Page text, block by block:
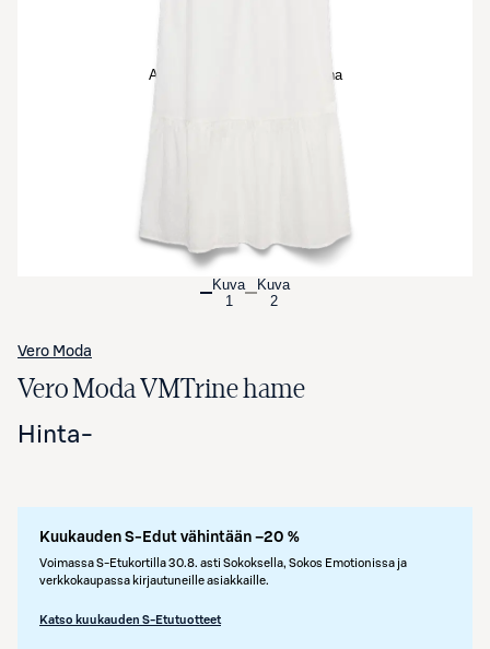
Avaa tuotekuva suurennettuna
Kuva
1
Kuva
2
Vero Moda
Vero Moda VMTrine hame
Hinta-
Kuukauden S-Edut vähintään –20 %
Voimassa S-Etukortilla 30.8. asti Sokoksella, Sokos Emotionissa ja
verkkokaupassa kirjautuneille asiakkaille.
Katso kuukauden S-Etutuotteet